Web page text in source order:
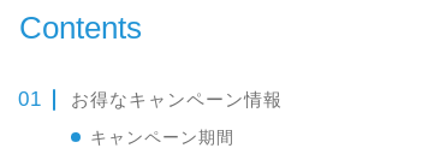
Contents
お得なキャンペーン情報
キャンペーン期間